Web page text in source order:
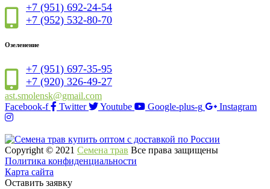
+7 (951) 692-24-54
+7 (952) 532-80-70
Озеленение
+7 (951) 697-35-95
+7 (920) 326-49-27
ast.smolensk@gmail.com
Facebook-f
Twitter Youtube Google-plus-g Instagram
Copyright © 2021 Семена трав Все права защищены
Политика конфиденциальности
Карта сайта
Оставить заявку